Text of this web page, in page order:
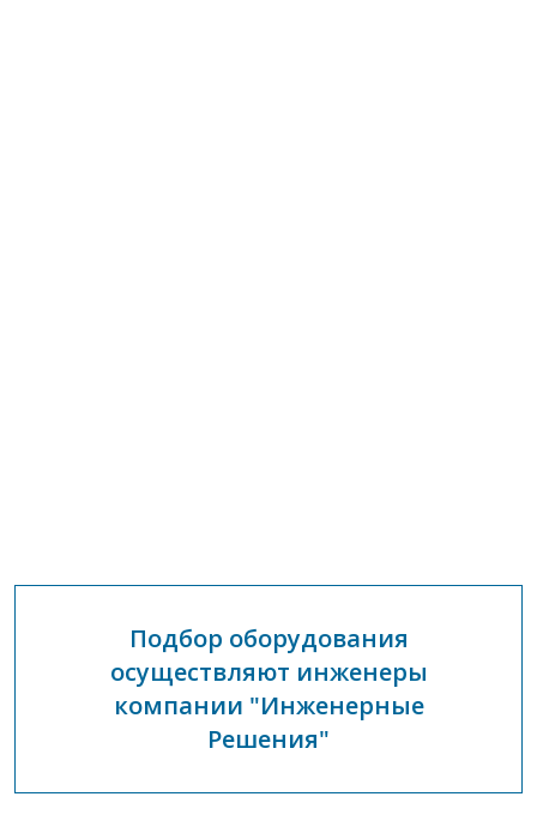
Подбор оборудования
осуществляют инженеры
компании "Инженерные
Решения"